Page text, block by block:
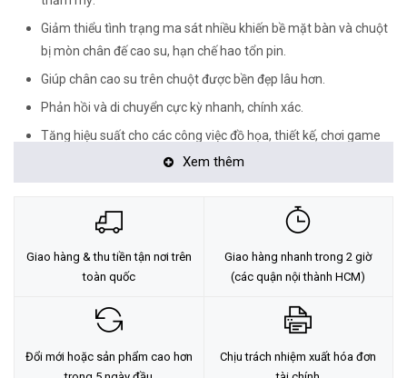
Giảm thiểu tình trạng ma sát nhiều khiến bề mặt bàn và chuột
bị mòn chân đế cao su, hạn chế hao tổn pin.
Giúp chân cao su trên chuột được bền đẹp lâu hơn.
Phản hồi và di chuyển cực kỳ nhanh, chính xác.
Tăng hiệu suất cho các công việc đồ họa, thiết kế, chơi game
yêu cầu kỹ thuật khắt khe.
Bạn dễ dàng thao tác sử dụng trên nhiều bề mặt.
Xem thêm
Giao hàng & thu tiền tận nơi trên
toàn quốc
Giao hàng nhanh trong 2 giờ
(các quận nội thành HCM)
Đổi mới hoặc sản phẩm cao hơn
Chịu trách nhiệm xuất hóa đơn